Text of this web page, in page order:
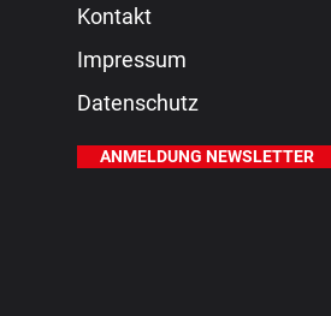
Kontakt
Impressum
Datenschutz
ANMELDUNG NEWSLETTER